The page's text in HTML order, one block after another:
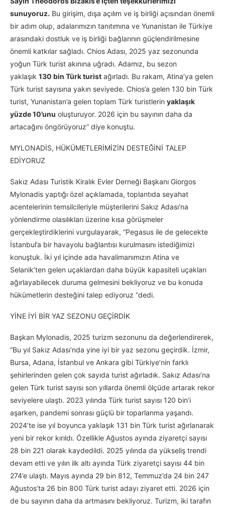
sunuyoruz. Bu girişim, dışa açılım ve iş birliği açısından önemli
bir adım olup, adalarımızın tanıtımına ve Yunanistan ile Türkiye
arasındaki dostluk ve iş birliği bağlarının güçlendirilmesine
önemli katkılar sağladı. Chios Adası, 2025 yaz sezonunda
yoğun Türk turist akınına uğradı. Adamız, bu sezon
yaklaşık 130 bin Türk turist ağırladı. Bu rakam, Atina’ya gelen
Türk turist sayısına yakın seviyede. Chios’a gelen 130 bin Türk
turist, Yunanistan’a gelen toplam Türk turistlerin yaklaşık
yüzde 10’unu oluşturuyor. 2026 için bu sayının daha da
artacağını öngörüyoruz” diye konuştu.
MYLONADİS, HÜKÜMETLERİMİZİN DESTEĞİNİ TALEP
EDİYORUZ
Sakız Adası Turistik Kiralık Evler Derneği Başkanı Giorgos
Mylonadis yaptığı özel açıklamada, toplantıda seyahat
acentelerinin temsilcileriyle müşterilerini Sakız Adası’na
yönlendirme olasılıkları üzerine kısa görüşmeler
gerçekleştirdiklerini vurgulayarak, “Pegasus ile de gelecekte
İstanbul’a bir havayolu bağlantısı kurulmasını istediğimizi
konuştuk. İki yıl içinde ada havalimanımızın Atina ve
Selanik’ten gelen uçaklardan daha büyük kapasiteli uçakları
ağırlayabilecek duruma gelmesini bekliyoruz ve bu konuda
hükümetlerin desteğini talep ediyoruz “dedi.
YİNE İYİ BİR YAZ SEZONU GEÇİRDİK
Başkan Mylonadis, 2025 turizm sezonunu da değerlendirerek,
“Bu yıl Sakız Adası’nda yine iyi bir yaz sezonu geçirdik. İzmir,
Bursa, Adana, İstanbul ve Ankara gibi Türkiye’nin farklı
şehirlerinden gelen çok sayıda turist ağırladık. Sakız Adası’na
gelen Türk turist sayısı son yıllarda önemli ölçüde artarak rekor
seviyelere ulaştı. 2023 yılında Türk turist sayısı 120 bin’i
aşarken, pandemi sonrası güçlü bir toparlanma yaşandı.
2024’te ise yıl boyunca yaklaşık 131 bin Türk turist ağırlanarak
yeni bir rekor kırıldı. Özellikle Ağustos ayında ziyaretçi sayısı
28 bin 221 olarak kaydedildi. 2025 yılında da yükseliş trendi
devam etti ve yılın ilk altı ayında Türk ziyaretçi sayısı 44 bin
274’e ulaştı. Mayıs ayında 29 bin 812, Temmuz’da 24 bin 247
Ağustos’ta 26 bin 800 Türk turist adayı ziyaret etti. 2026 için
de bu sayının daha da artmasını bekliyoruz. Turizm, iki tarafın